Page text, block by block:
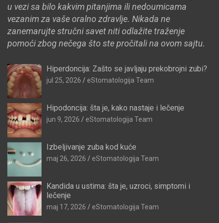
u vezi sa bilo kakvim pitanjima ili nedoumicama
vezanim za vaše oralno zdravlje. Nikada ne
zanemarujte stručni savet niti odlažite traženje
pomoći zbog nečega što ste pročitali na ovom sajtu.
Hiperdoncija: Zašto se javljaju prekobrojni zubi?
jul 25, 2026 eStomatologija Team
Hipodoncija: šta je, kako nastaje i lečenje
jun 9, 2026 eStomatologija Team
Izbeljivanje zuba kod kuće
maj 26, 2026 eStomatologija Team
Kandida u ustima: šta je, uzroci, simptomi i
lečenje
maj 17, 2026 eStomatologija Team